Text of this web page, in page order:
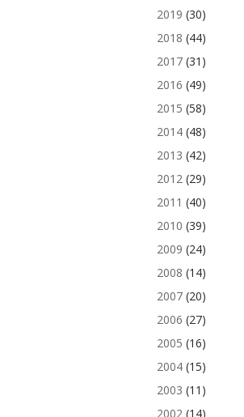
2019 (30)
2018 (44)
2017(31)
2016 (49)
2015 (58)
2014(48)
2013 (42)
2012(29)
2011 (40)
2010 (39)
2009 (24)
2008 (14)
2007(20)
2006 (27)
2005 (16)
2004(15)
2003 (11)
2002 (14)